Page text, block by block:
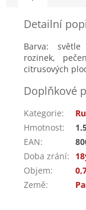
Detailní
Barva:
rozinek,
citrusových
Doplňkové
Kategorie:
Hmotnost:
EAN:
Doba zrání:
Objem:
Země: